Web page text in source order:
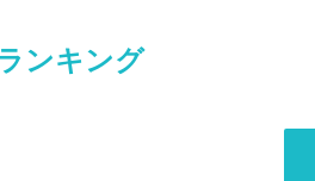
ンキング